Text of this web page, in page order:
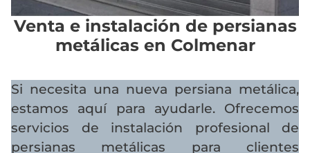
Venta e instalación de persianas
metálicas en Colmenar
Si necesita una nueva persiana metálica,
estamos aquí para ayudarle. Ofrecemos
servicios de instalación profesional de
persianas metálicas para clientes